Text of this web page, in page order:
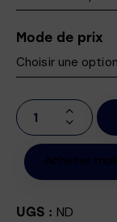
Mode de prix
Acheter
UGS : ND